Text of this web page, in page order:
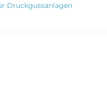
Druckgussanlagen